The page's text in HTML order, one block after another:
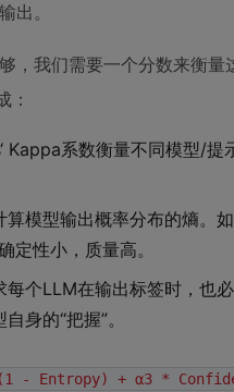
出。
，我们需要一个分数来衡
：
Kappa系数衡量不同模型/
算模型输出概率分布的熵。
定性小，质量高。
每个LLM在输出标签时，也
身的“把握”。
- Entropy) + α3 *